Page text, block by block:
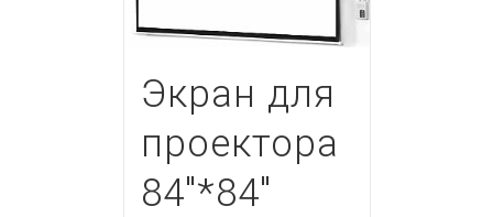
Экран для
проектора
84″*84″